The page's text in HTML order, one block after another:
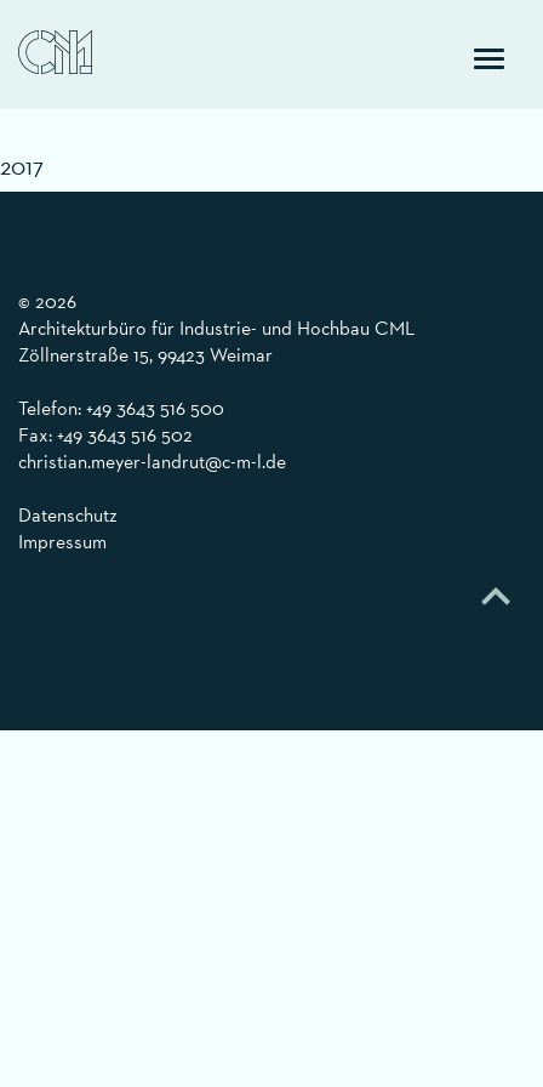
Toggle
2017
© 2026
Architekturbüro für Industrie- und Hochbau CML
Zöllnerstraße 15, 99423 Weimar
Telefon:+49 3643 516 500
Fax: +49 3643 516 502
christian.meyer-landrut@c-m-l.de
Datenschutz
Impressum